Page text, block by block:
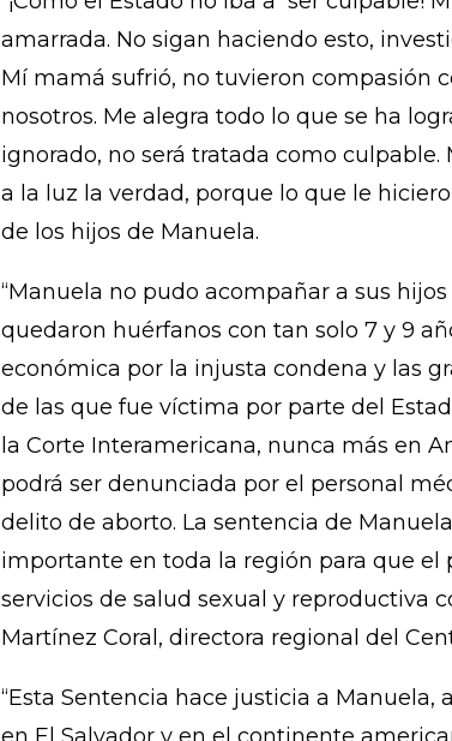
conclusión de que lo que sufrió fue una
derivado de la asunción estereotipada
“¡Cómo el Estado no iba a ser culpable!
amarrada. No sigan haciendo esto,
Mí mamá sufrió, no tuvieron compasión
ignorado, no será tratada como
a la luz la verdad, porque lo que le
de los hijos de Manuela.
“Manuela no pudo acompañar a sus
quedaron huérfanos con tan solo 7 y 9
económica por la injusta condena y las
de las que fue víctima por parte del
la Corte Interamericana, nunca más en
podrá ser denunciada por el personal
importante en toda la región para que el